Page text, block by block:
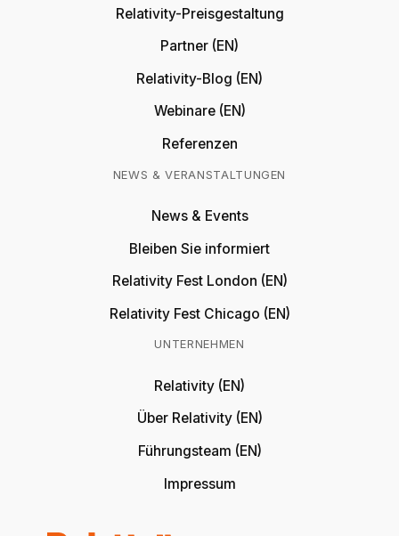
Relativity-Preisgestaltung
Partner (EN)
Relativity-Blog (EN)
Webinare (EN)
Referenzen
NEWS & VERANSTALTUNGEN
News & Events
Bleiben Sie informiert
Relativity Fest London (EN)
Relativity Fest Chicago (EN)
UNTERNEHMEN
Relativity (EN)
Über Relativity (EN)
Führungsteam (EN)
Impressum